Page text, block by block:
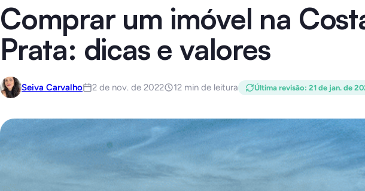
Comprar um imóvel na
Prata: dicas e valores
Seiva Carvalho 2 de nov. de 2022 12 min de leitura Última revisão: 21 de jan. de